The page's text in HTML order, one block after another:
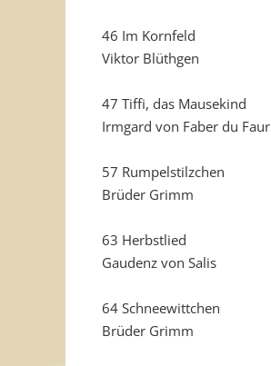
46 Im Kornfeld
Viktor Blüthgen
47 Tiffi, das Mausekind
Irmgard von Faber du Faur
57 Rumpelstilzchen
Brüder Grimm
63 Herbstlied
Gaudenz von Salis
64 Schneewittchen
Brüder Grimm